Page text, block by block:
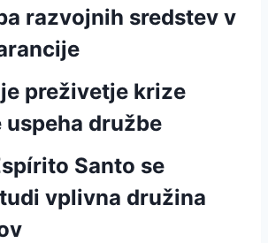
razvojnih sredstev v
preživetje krize
uspeha družbe
Santo se
vplivna družina